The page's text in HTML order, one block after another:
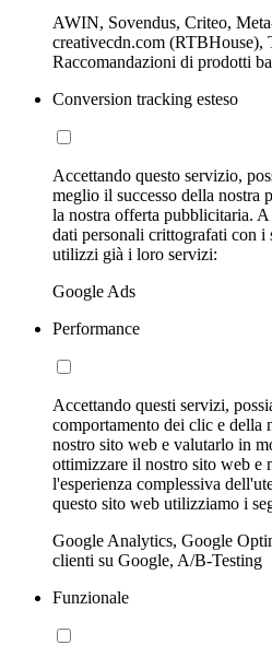
AWIN, Sovendus, Criteo,
creativecdn.com (RTBHouse),
Raccomandazioni di prodotti
Conversion tracking esteso
Accettando questo servizio,
meglio il successo della nostra
la nostra offerta pubblicitaria.
dati personali crittografati con i
utilizzi già i loro servizi:
Google Ads
Performance
Accettando questi servizi,
comportamento dei clic e della
nostro sito web e valutarlo in
ottimizzare il nostro sito web e
l'esperienza complessiva
questo sito web utilizziamo i
Google Analytics, Google
clienti su Google, A/B-Testing
Funzionale